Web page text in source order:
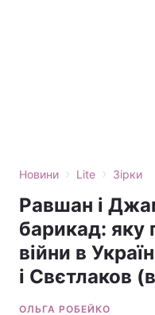
Новини › Lite › Зірки
Равшан і
барикад:
війни в
і Свєтлаков
ОЛЬГА РОБЕЙКО